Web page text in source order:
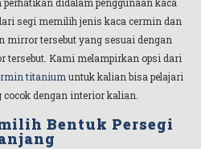
perhatikan didalam penggunaan kaca
segi memilih jenis kaca cermin dan
mirror tersebut yang sesuai dengan
tersebut. Kami melampirkan opsi dari
titaniumuntuk kalian bisa pelajari
dengan interior kalian.
Bentuk Persegi